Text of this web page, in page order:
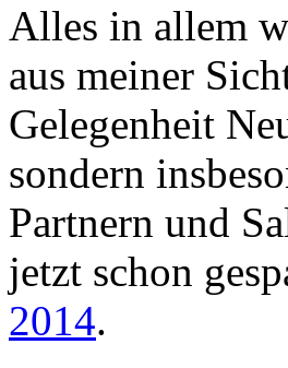
Alles in allem
aus meiner
Gelegenheit
sondern
Partnern und
jetzt schon
2014.